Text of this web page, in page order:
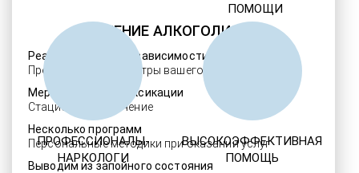
ЛЕЧЕНИЕ АЛКОГОЛИЗМА
Реабилитация алкозависимости
Проверенные ребцентры вашего региона
Мероприятия детоксикации
Стационарное лечение
Несколько программ
Персональные методики при оказании услуг
Выводим из запойного состояния
ПОМОЩИ
ПРОФЕССИОНАЛЫ-
НАРКОЛОГИ
ВЫСОКОЭФФЕКТИВНАЯ
ПОМОЩЬ